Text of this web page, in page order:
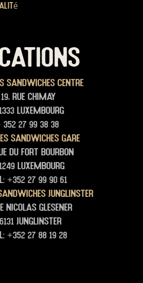
Sandwiches Centre
19, rue Chimay
Luxembourg
352 27 99 38 38
Sandwiches Gare
du Fort Bourbon
Luxembourg
+352 27 99 90 61
junglinster
Nicolas glesener
junglinster
+352 27 88 19 28